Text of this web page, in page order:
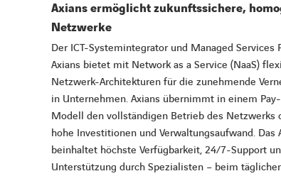
Axians ermöglicht zukunftssichere,
Netzwerke
Der ICT-Systemintegrator und Managed Services
Axians bietet mit Network as a Service (NaaS)
Netzwerk-Architekturen für die zunehmende
in Unternehmen. Axians übernimmt in einem
Modell den vollständigen Betrieb des Netzwerks
hohe Investitionen und Verwaltungsaufwand. Das
beinhaltet höchste Verfügbarkeit, 24/7-Support
Unterstützung durch Spezialisten – beim